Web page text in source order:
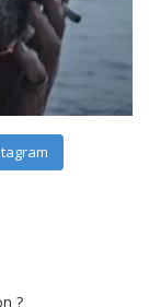
?